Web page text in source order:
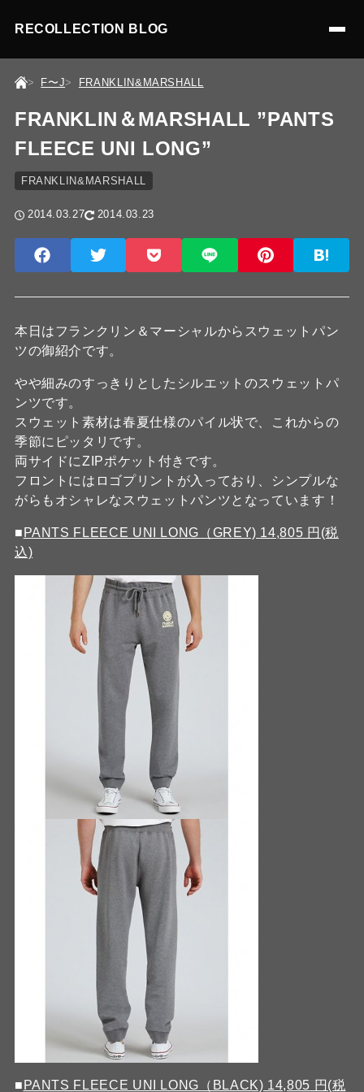
RECOLLECTION BLOG
F〜J FRANKLIN&MARSHALL
FRANKLIN＆MARSHALL ”PANTS
FLEECE UNI LONG”
FRANKLIN&MARSHALL
2014.03.27 2014.03.23
本日はフランクリン＆マーシャルからスウェットパン
ツの御紹介です。
やや細みのすっきりとしたシルエットのスウェットパ
ンツです。
スウェット素材は春夏仕様のパイル状で、これからの
季節にピッタリです。
両サイドにZIPポケット付きです。
フロントにはロゴプリントが入っており、シンプルな
がらもオシャレなスウェットパンツとなっています！
■ PANTS FLEECE UNI LONG（GREY) 14,805 円(税
込)
■ PANTS FLEECE UNI LONG（BLACK) 14,805 円(税